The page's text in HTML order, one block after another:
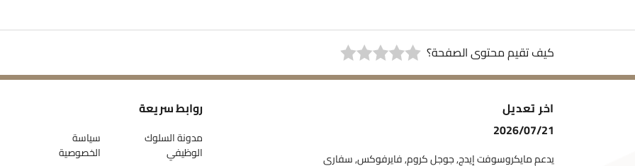
كيف تقيم محتوى الصفحة؟
اخر تعديل
2026/07/21
يدعم مايكروسوفت إيدج, جوجل كروم, فايرفوكس, سفاري
روابط سريعة
مدونة السلوك
الوظيفي
سياسة
الخصوصية